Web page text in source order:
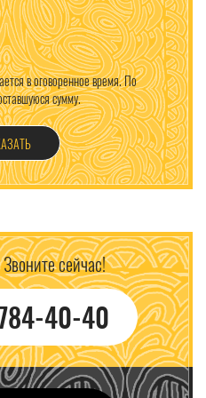
в оговоренное время. По
сумму.
сейчас!
40-40